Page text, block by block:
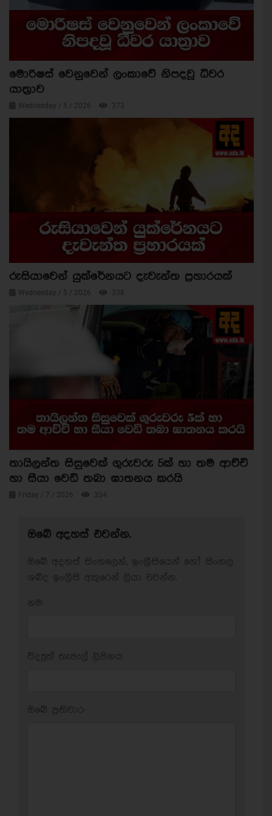
මොරිෂස් වෙනුවෙන් ලංකාවේ නිපදවූ ධීවර
යාත්‍රාව
Wednesday / 5 / 2026 373
රුසියාවෙන් යුක්රේනයට දැවැන්ත ප්‍රහාරයක්
Wednesday / 5 / 2026 338
තායිලන්ත සිසුවෙක් ගුරුවරු 5ක් හා තම ආච්චි
හා සීයා වෙඩි තබා ඝාතනය කරයි
Friday / 7 / 2026 334
ඔබේ අදහස් එවන්න.